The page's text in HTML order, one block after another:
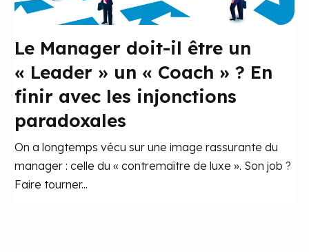
Le Manager doit-il être un
« Leader » un « Coach » ? En
finir avec les injonctions
paradoxales
On a longtemps vécu sur une image rassurante du
manager : celle du « contremaître de luxe ». Son job ?
Faire tourner...